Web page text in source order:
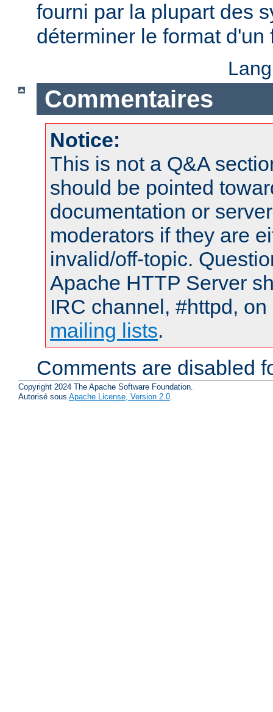
fourni par la plupart des
déterminer le format d'un
Commentaires
Notice:
This is not a Q&A
should be pointed
documentation or
moderators if they are
invalid/off-topic.
Apache HTTP Server
IRC channel, #httpd,
mailing lists.
Comments are disabled
Copyright 2024 The Apache Software Foundation.
Autorisé sous Apache License, Version 2.0